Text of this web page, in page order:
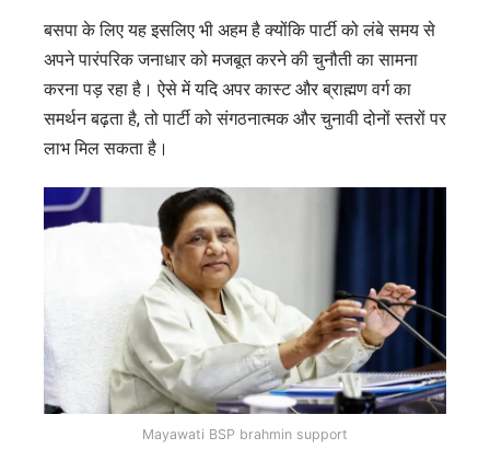
बसपा के लिए यह इसलिए भी अहम है क्योंकि पार्टी को लंबे समय से
अपने पारंपरिक जनाधार को मजबूत करने की चुनौती का सामना
करना पड़ रहा है। ऐसे में यदि अपर कास्ट और ब्राह्मण वर्ग का
समर्थन बढ़ता है, तो पार्टी को संगठनात्मक और चुनावी दोनों स्तरों पर
लाभ मिल सकता है।
Mayawati BSP brahmin support